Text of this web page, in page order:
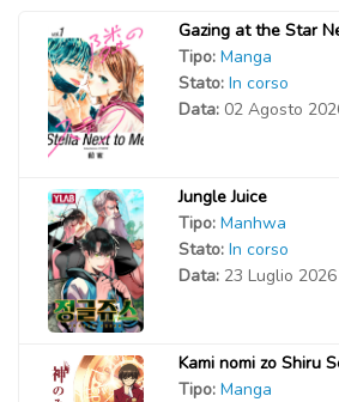
Gazing at the Star
Tipo: Manga
Stato: In corso
Data: 02 Agosto
Jungle Juice
Tipo: Manhwa
Stato: In corso
Data: 23 Luglio 2026
Kami nomi zo Shiru
Tipo: Manga